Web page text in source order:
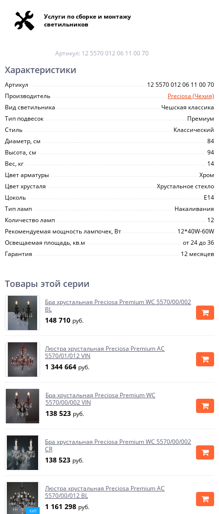
Услуги по сборке и монтажу
светильников
Артикул: 12 5570 012 06 11 00 70
Характеристики
Артикул
12 5570 012 06 11 00 70
Производитель
Preciosa (Чехия)
Вид светильника
Чешская классика
Тип подвесок
Премиум
Стиль
Классический
Диаметр, см
84
Высота, см
94
Вес, кг
14
Цвет арматуры
Хром
Цвет хрусталя
Хрустальное стекло
Цоколь
E14
Тип ламп
Накаливания
Количество ламп
12
Рекомендуемая мощность лампочек, Вт
12*40W-60W
Освещаемая площадь, кв.м
от 24 до 36
Гарантия
12 месяцев
Товары этой серии
Бра хрустальная Preciosa Premium WC 5570/00/002
BL
148 710 руб.
Люстра хрустальная Preciosa Premium AC
5570/01/012 VIN
1 344 664 руб.
Бра хрустальная Preciosa Premium WC
5570/00/002 VIN
138 523 руб.
Бра хрустальная Preciosa Premium WC 5570/00/002
CR
138 523 руб.
ХИТ
Люстра хрустальная Preciosa Premium AC
5570/00/012 BL
1 161 298 руб.